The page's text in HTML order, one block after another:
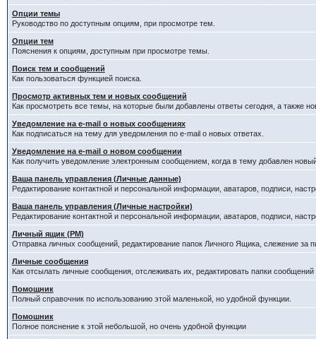
Опции темы
Руководство по доступным опциям, при просмотре тем.
Опции тем
Пояснения к опциям, доступным при просмотре темы.
Поиск тем и сообщений
Как пользоваться функцией поиска.
Просмотр активных тем и новых сообщений
Как просмотреть все темы, на которые были добавлены ответы сегодня, а также
Уведомление на e-mail о новых сообщениях
Как подписаться на тему для уведомления по e-mail о новых ответах.
Уведомление на е-mail о новом сообщении
Как получить уведомление электронным сообщением, когда в тему добавлен
Ваша панель управления (Личные данные)
Редактирование контактной и персональной информации, аватаров, подписи,
Ваша панель управления (Личные настройки)
Редактирование контактной и персональной информации, аватаров, подписи,
Личный ящик (PM)
Отправка личных сообщений, редактирование папок Личного Ящика, слежение за
Личные сообщения
Как отсылать личные сообщения, отслеживать их, редактировать папки
Помощник
Полный справочник по использованию этой маленькой, но удобной функции.
Помошник
Полное пояснение к этой небольшой, но очень удобной функции